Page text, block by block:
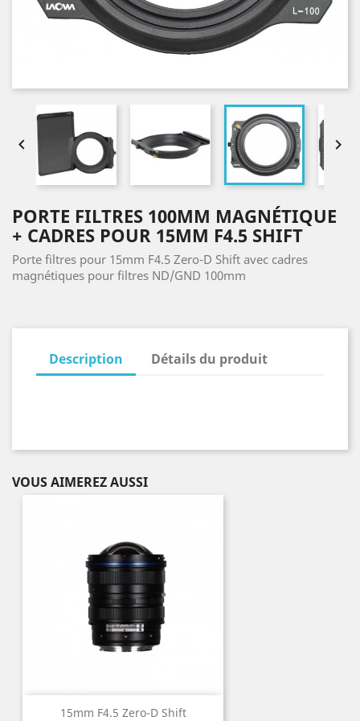
 
PORTE FILTRES 100MM MAGNÉTIQUE
+ CADRES POUR 15MM F4.5 SHIFT
Porte filtres pour 15mm F4.5 Zero-D Shift avec cadres
magnétiques pour filtres ND/GND 100mm
Description Détails du produit
VOUS AIMEREZ AUSSI
15mm F4.5 Zero-D Shift